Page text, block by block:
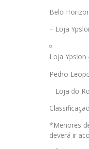
Belo
– Loja
Loja Ypslon
Pedro
– Loja do
*Menores
deverá ir